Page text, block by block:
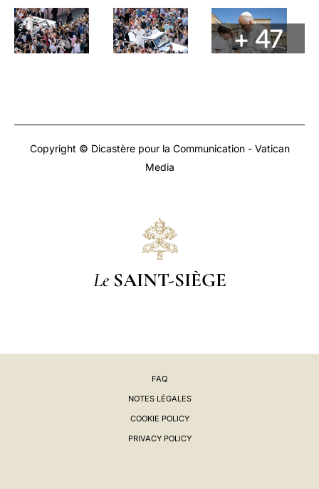
+ 47
Copyright © Dicastère pour la Communication - Vatican
Media
Le SAINT-SIÈGE
FAQ
NOTES LÉGALES
COOKIE POLICY
PRIVACY POLICY